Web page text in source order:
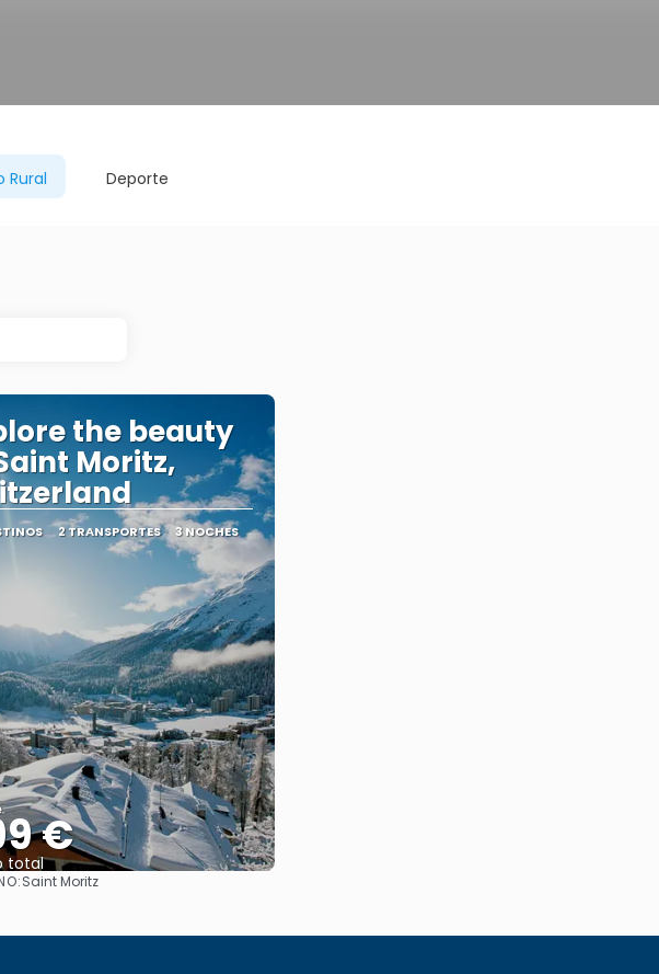
Rural Deporte
the beauty
Moritz,
2 TRANSPORTES 3 NOCHES
€
total
Ver
Saint Moritz